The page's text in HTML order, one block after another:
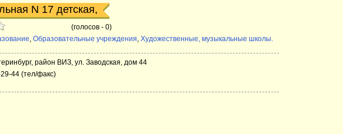
N 17 детская,
(голосов - 0)
, Образовательные учреждения, Художественные, музыкальные школы.
район ВИЗ, ул. Заводская, дом 44
44 (тел/факс)